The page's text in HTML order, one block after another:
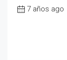
7 años ago